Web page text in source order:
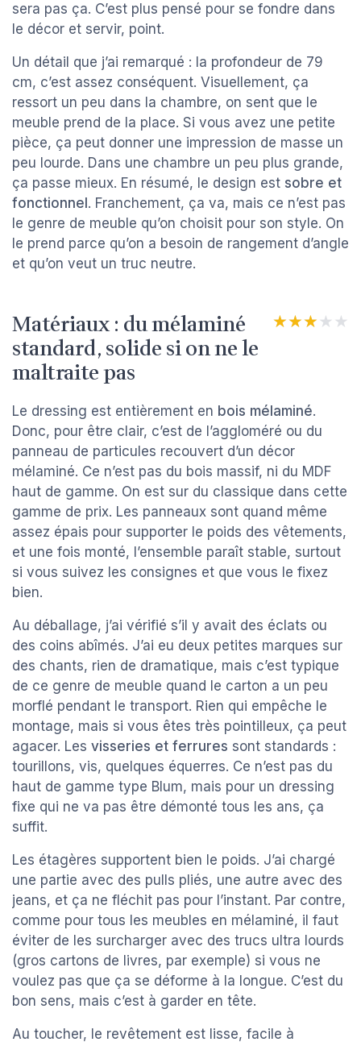
sera pas ça. C’est plus pensé pour se fondre dans
le décor et servir, point.
Un détail que j’ai remarqué : la profondeur de 79
cm, c’est assez conséquent. Visuellement, ça
ressort un peu dans la chambre, on sent que le
meuble prend de la place. Si vous avez une petite
pièce, ça peut donner une impression de masse un
peu lourde. Dans une chambre un peu plus grande,
ça passe mieux. En résumé, le design est sobre et
fonctionnel . Franchement, ça va, mais ce n’est pas
le genre de meuble qu’on choisit pour son style. On
le prend parce qu’on a besoin de rangement d’angle
et qu’on veut un truc neutre.
Matériaux : du mélaminé
standard, solide si on ne le
maltraite pas
★★★★★
★★★★★
Le dressing est entièrement en bois mélaminé.
Donc, pour être clair, c’est de l’aggloméré ou du
panneau de particules recouvert d’un décor
mélaminé. Ce n’est pas du bois massif, ni du MDF
haut de gamme. On est sur du classique dans cette
gamme de prix. Les panneaux sont quand même
assez épais pour supporter le poids des vêtements,
et une fois monté, l’ensemble paraît stable, surtout
si vous suivez les consignes et que vous le fixez
bien.
Au déballage, j’ai vérifié s’il y avait des éclats ou
des coins abîmés. J’ai eu deux petites marques sur
des chants, rien de dramatique, mais c’est typique
de ce genre de meuble quand le carton a un peu
morflé pendant le transport. Rien qui empêche le
montage, mais si vous êtes très pointilleux, ça peut
agacer. Les visseries et ferrures sont standards :
tourillons, vis, quelques équerres. Ce n’est pas du
haut de gamme type Blum, mais pour un dressing
fixe qui ne va pas être démonté tous les ans, ça
suffit.
Les étagères supportent bien le poids. J’ai chargé
une partie avec des pulls pliés, une autre avec des
jeans, et ça ne fléchit pas pour l’instant. Par contre,
comme pour tous les meubles en mélaminé, il faut
éviter de les surcharger avec des trucs ultra lourds
(gros cartons de livres, par exemple) si vous ne
voulez pas que ça se déforme à la longue. C’est du
bon sens, mais c’est à garder en tête.
Au toucher, le revêtement est lisse, facile à